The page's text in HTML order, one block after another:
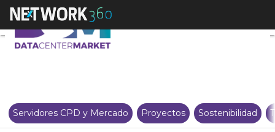
Las métricas a tener en
Servidores CPD y Mercado Proyectos Sostenibilidad